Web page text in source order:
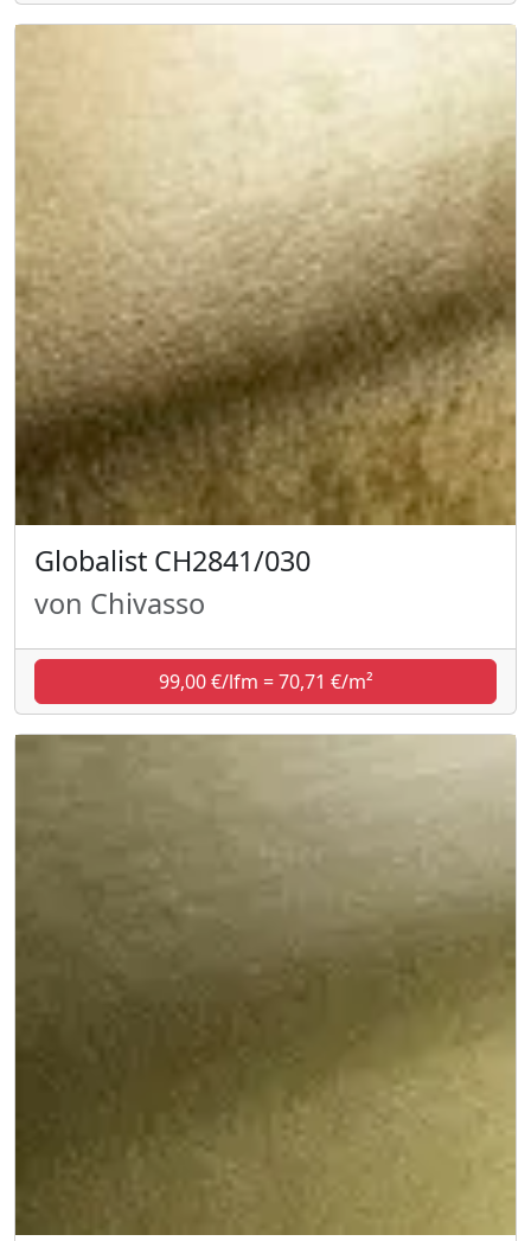
Globalist CH2841/030
von Chivasso
99,00 €/lfm = 70,71 €/m²